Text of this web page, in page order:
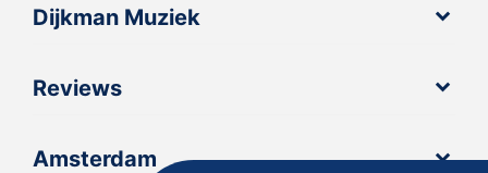
Dijkman Muziek
Reviews
Amsterdam